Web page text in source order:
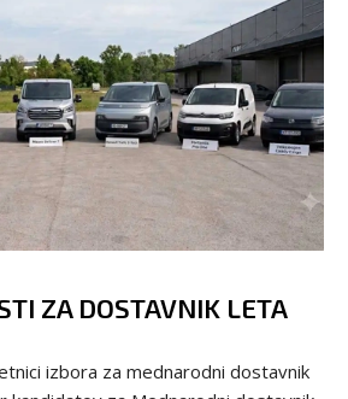
ZA DOSTAVNIK LETA
izbora za mednarodni dostavnik